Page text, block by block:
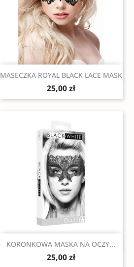
 Szybki podgląd
MASECZKA ROYAL BLACK LACE MASK
25,00 zł
Szybki podgląd
KORONKOWA MASKA NA OCZY...
25,00 zł